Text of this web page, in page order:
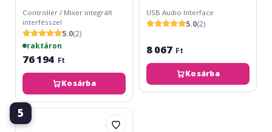
Controller / Mixer integrált
interfésszel
5.0(2)
raktáron
76 194 Ft
Kosárba
USB Audio Interface
5.0(2)
8 067 Ft
Kosárba
5
Behringer
UFO202